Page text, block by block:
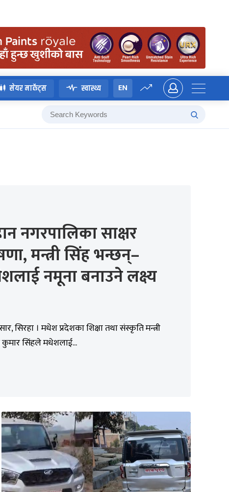
सेयर मार्केट्स स्वास्थ्य EN
नगरपालिका साक्षर
मन्त्री सिंह भन्छन्–
नमूना बनाउने लक्ष्य
सिरहा । मधेश प्रदेशका शिक्षा तथा संस्कृति मन्त्री
सिंहले मधेशलाई...